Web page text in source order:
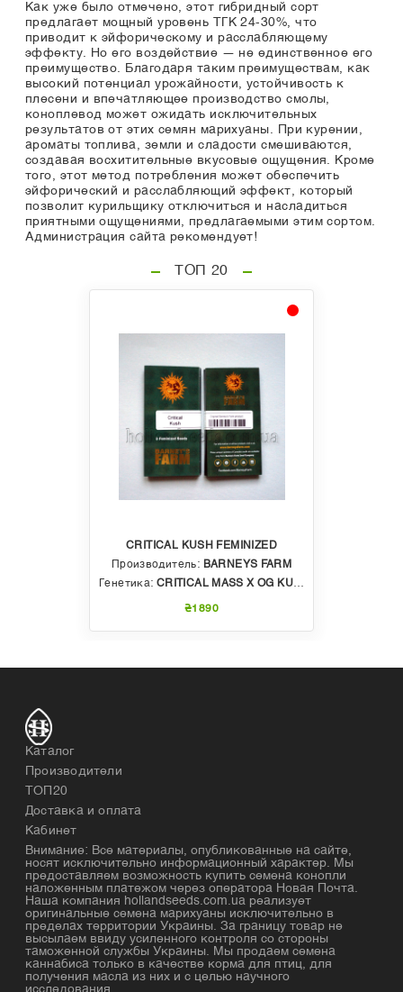
Как уже было отмечено, этот гибридный сорт
предлагает мощный уровень ТГК 24-30%, что
приводит к эйфорическому и расслабляющему
эффекту. Но его воздействие — не единственное его
преимущество. Благодаря таким преимуществам, как
высокий потенциал урожайности, устойчивость к
плесени и впечатляющее производство смолы,
коноплевод может ожидать исключительных
результатов от этих семян марихуаны. При курении,
ароматы топлива, земли и сладости смешиваются,
создавая восхитительные вкусовые ощущения. Кроме
того, этот метод потребления может обеспечить
эйфорический и расслабляющий эффект, который
позволит курильщику отключиться и насладиться
приятными ощущениями, предлагаемыми этим сортом.
Администрация сайта рекомендует!
ТОП 20
CRITICAL KUSH FEMINIZED
Производитель: BARNEYS FARM
Генетика: CRITICAL MASS X OG KUSH
₴1890
Каталог
Производители
ТОП20
Доставка и оплата
Кабинет
Внимание: Все материалы, опубликованные на сайте,
носят исключительно информационный характер. Мы
предоставляем возможность купить семена конопли
наложенным платежом через оператора Новая Почта.
Наша компания hollandseeds.com.ua реализует
оригинальные семена марихуаны исключительно в
пределах территории Украины. За границу товар не
высылаем ввиду усиленного контроля со стороны
таможенной службы Украины. Мы продаем семена
каннабиса только в качестве корма для птиц, для
получения масла из них и с целью научного
исследования.